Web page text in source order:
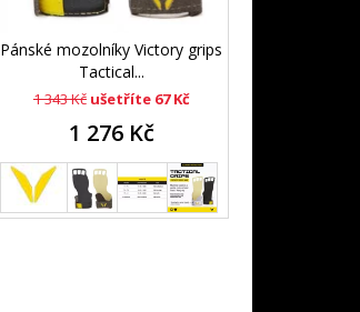
Pánské mozolníky Victory grips
Tactical...
1 343 Kč ušetříte 67 Kč
1 276 Kč